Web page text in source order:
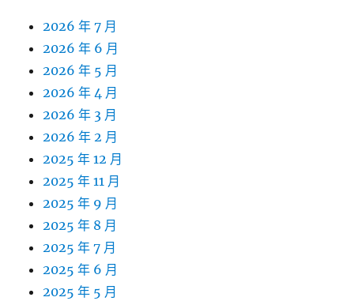
2026 年 7 月
2026 年 6 月
2026 年 5 月
2026 年 4 月
2026 年 3 月
2026 年 2 月
2025 年 12 月
2025 年 11 月
2025 年 9 月
2025 年 8 月
2025 年 7 月
2025 年 6 月
2025 年 5 月